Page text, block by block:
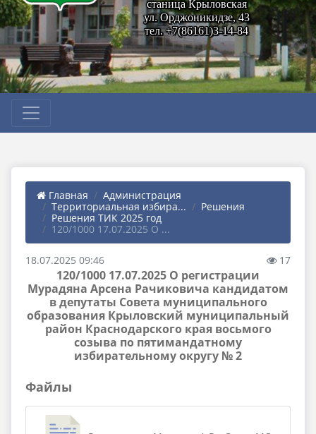
станица Крыловская
ул. Орджоникидзе, 43
тел. +7(86161)3-14-84
Главная
Администрация
Территориальная избира...
Решения
Решения ТИК 2025 год
120/1000 17.07.2025 О ...
18.07.2025 09:46 17
120/1000 17.07.2025 О регистрации
Мурадяна Арсена Рачиковича кандидатом
в депутаты Совета муниципального
образования Крыловский муниципальный
район Краснодарского края восьмого
созыва по пятимандатному
избирательному округу № 2
Файлы